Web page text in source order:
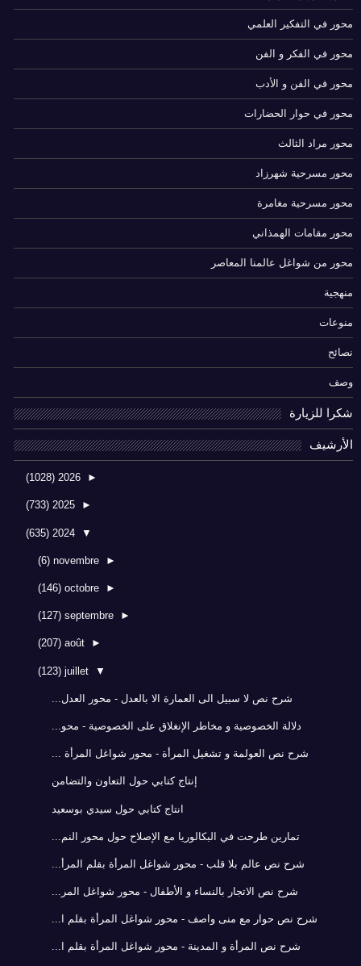
محور في التفكير العلمي
محور في الفكر و الفن
محور في الفن و الأدب
محور في حوار الحضارات
محور مراد الثالث
محور مسرحية شهرزاد
محور مسرحية مغامرة
محور مقامات الهمذاني
محور من شواغل عالمنا المعاصر
منهجية
منوعات
نصائح
وصف
شكرا للزيارة
الأرشيف
►
2026
(1028)
►
2025
(733)
▼
2024
(635)
►
novembre
(6)
►
octobre
(146)
►
septembre
(127)
►
août
(207)
▼
juillet
(123)
شرح نص لا سبيل الى العمارة الا بالعدل - محور العدل...
دلالة الخصوصية و مخاطر الإنغلاق على الخصوصية - محو...
شرح نص العولمة و تشغيل المرأة - محور شواغل المرأة ...
إنتاج كتابي حول التعاون والتضامن
انتاج كتابي حول سيدي بوسعيد
تمارين طرحت في البكالوريا مع الإصلاح حول محور النم...
شرح نص عالم بلا قلب - محور شواغل المرأة بقلم المرأ...
شرح نص الاتجار بالنساء و الأطفال - محور شواغل المر...
شرح نص حوار مع منى واصف - محور شواغل المرأة بقلم ا...
شرح نص المرأة و المدينة - محور شواغل المرأة بقلم ا...